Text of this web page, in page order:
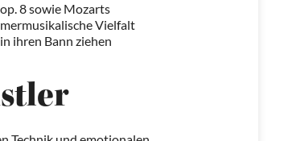
8 sowie Mozarts
Vielfalt
ihren Bann ziehen